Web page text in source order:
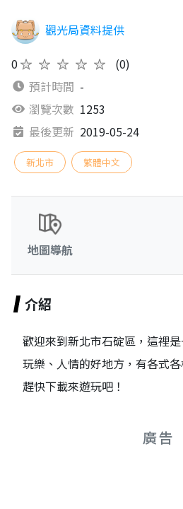
觀光局資料提供
0★★★★★
(0)
預計時間 -
瀏覽次數 1253
最後更新 2019-05-24
新北市 繁體中文
地圖導航
介紹
歡迎來到新北市石碇區，這裡
玩樂、人情的好地方，有各式
趕快下載來遊玩吧！
廣告